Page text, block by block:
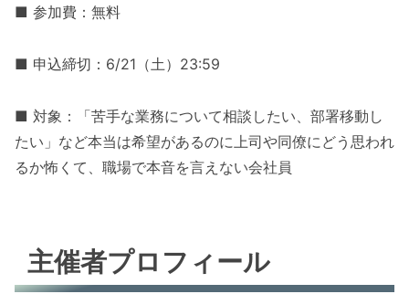
■ 参加費：無料
■ 申込締切：6/21（土）23:59
■ 対象：「苦手な業務について相談したい、部署移動し
たい」など本当は希望があるのに上司や同僚にどう思われ
るか怖くて、職場で本音を言えない会社員
主催者プロフィール